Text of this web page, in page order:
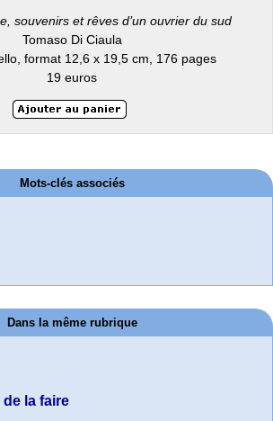
souvenirs et rêves d’un ouvrier du sud
Tomaso Di Ciaula
format 12,6 x 19,5 cm, 176 pages
19 euros
Mots-clés associés
Dans la même rubrique
de la faire